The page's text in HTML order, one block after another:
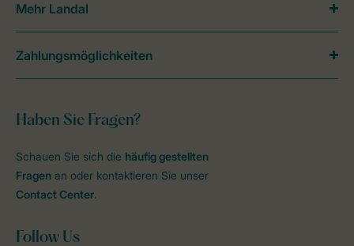
Haben Sie Fragen?
Schauen Sie sich die häufig gestellten
Fragen an oder kontaktieren Sie unser
Contact Center.
Follow Us
Mehr Landal
Zahlungsmöglichkeiten